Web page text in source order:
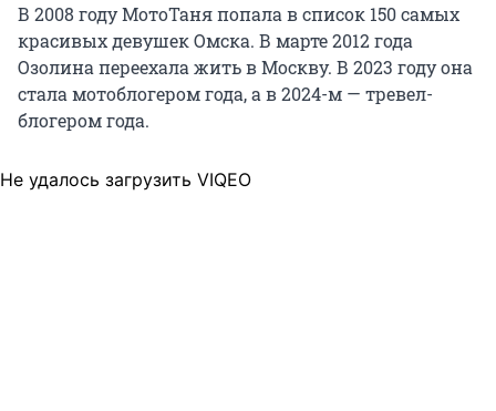
В 2008 году МотоТаня попала в список 150 самых
красивых девушек Омска. В марте 2012 года
Озолина переехала жить в Москву. В 2023 году она
стала мотоблогером года, а в 2024-м — тревел-
блогером года.
Не удалось загрузить VIQEO